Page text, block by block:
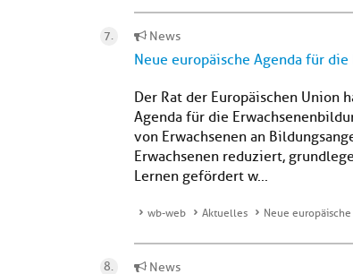
News
Neue europäische Agenda für
Der Rat der Europäischen Union
Agenda für die
von Erwachsenen an
Erwachsenen reduziert,
Lernen gefördert w...
wb-web Aktuelles Neue
News